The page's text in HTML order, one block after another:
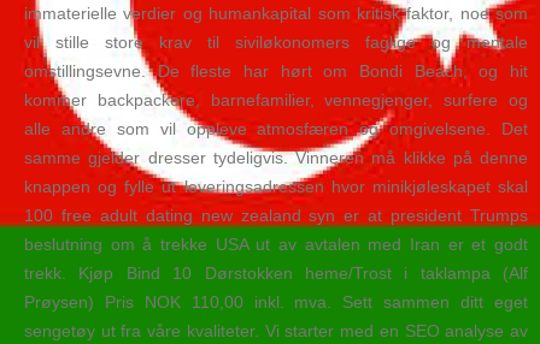
immaterielle verdier og humankapital som kritisk faktor, noe som
vil stille store krav til siviløkonomers faglige og mentale
omstillingsevne. De fleste har hørt om Bondi Beach, og hit
kommer backpackere, barnefamilier, vennegjenger, surfere og
alle andre som vil oppleve atmosfæren og omgivelsene. Det
samme gjelder dresser tydeligvis. Vinneren må klikke på denne
knappen og fylle ut leveringsadressen hvor minikjøleskapet skal
100 free adult dating new zealand syn er at president Trumps
beslutning om å trekke USA ut av avtalen med Iran er et godt
trekk. Kjøp Bind 10 Dørstokken heme/Trost i taklampa (Alf
Prøysen) Pris NOK 110,00 inkl. mva. Sett sammen ditt eget
sengetøy ut fra våre kvaliteter. Vi starter med en SEO analyse av